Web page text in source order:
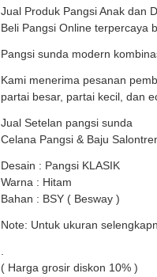
Jual Produk Pangsi Anak dan
Beli Pangsi Online terpercaya
Pangsi sunda modern
Kami menerima pesanan
partai besar, partai kecil, dan
Jual Setelan pangsi sunda
Celana Pangsi & Baju
Desain : Pangsi KLASIK
Warna : Hitam
Bahan : BSY ( Besway )
Note: Untuk ukuran
( Harga grosir diskon 10% )